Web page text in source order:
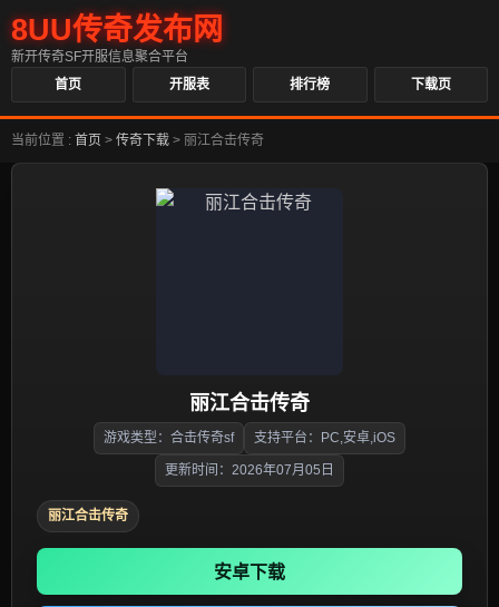
8UU传奇发布网
新开传奇SF开服信息聚合平台
首页
开服表 排行榜 下载页
当前位置 : 首页 > 传奇下载 > 丽江合击传奇
丽江合击传奇
游戏类型：合击传奇sf 支持平台：PC,安卓,iOS
更新时间：2026年07月05日
丽江合击传奇
安卓下载